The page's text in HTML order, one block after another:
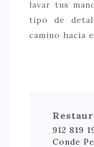
lavar tus
tipo de
camino hacia
912 819
Conde